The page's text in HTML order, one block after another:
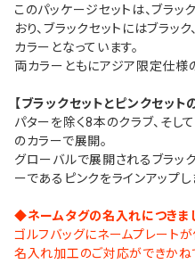
このパッケージセットは、ブラッ
おり、ブラックセットにはブラッ
カラーとなっています。
両カラーともにアジア限定仕様
【ブラックセットとピンクセット
パターを除く8本のクラブ、そし
のカラーで展開。
グローバルで展開されるブラッ
ーであるピンクをラインアップし
◆ネームタグの名入れにつきま
ゴルフバッグにネームプレート
名入れ加工のご対応ができかね